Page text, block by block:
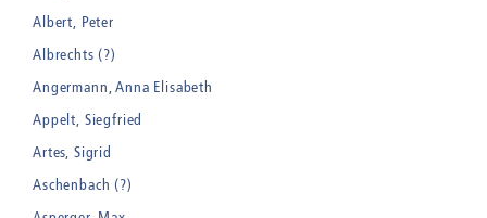
Albert, Peter
Albrechts (?)
Angermann, Anna Elisabeth
Appelt, Siegfried
Artes, Sigrid
Aschenbach (?)